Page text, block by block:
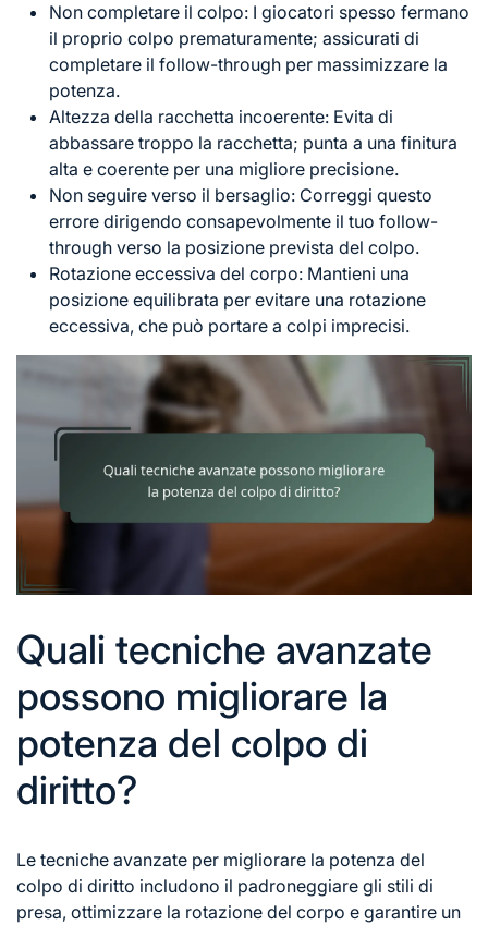
Non completare il colpo: I giocatori spesso fermano
il proprio colpo prematuramente; assicurati di
completare il follow-through per massimizzare la
potenza.
Altezza della racchetta incoerente: Evita di
abbassare troppo la racchetta; punta a una finitura
alta e coerente per una migliore precisione.
Non seguire verso il bersaglio: Correggi questo
errore dirigendo consapevolmente il tuo follow-
through verso la posizione prevista del colpo.
Rotazione eccessiva del corpo: Mantieni una
posizione equilibrata per evitare una rotazione
eccessiva, che può portare a colpi imprecisi.
Quali tecniche avanzate
possono migliorare la
potenza del colpo di
diritto?
Le tecniche avanzate per migliorare la potenza del
colpo di diritto includono il padroneggiare gli stili di
presa, ottimizzare la rotazione del corpo e garantire un